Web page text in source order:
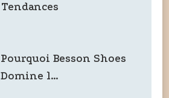
Tendances
Pourquoi Besson Shoes
Domine l…